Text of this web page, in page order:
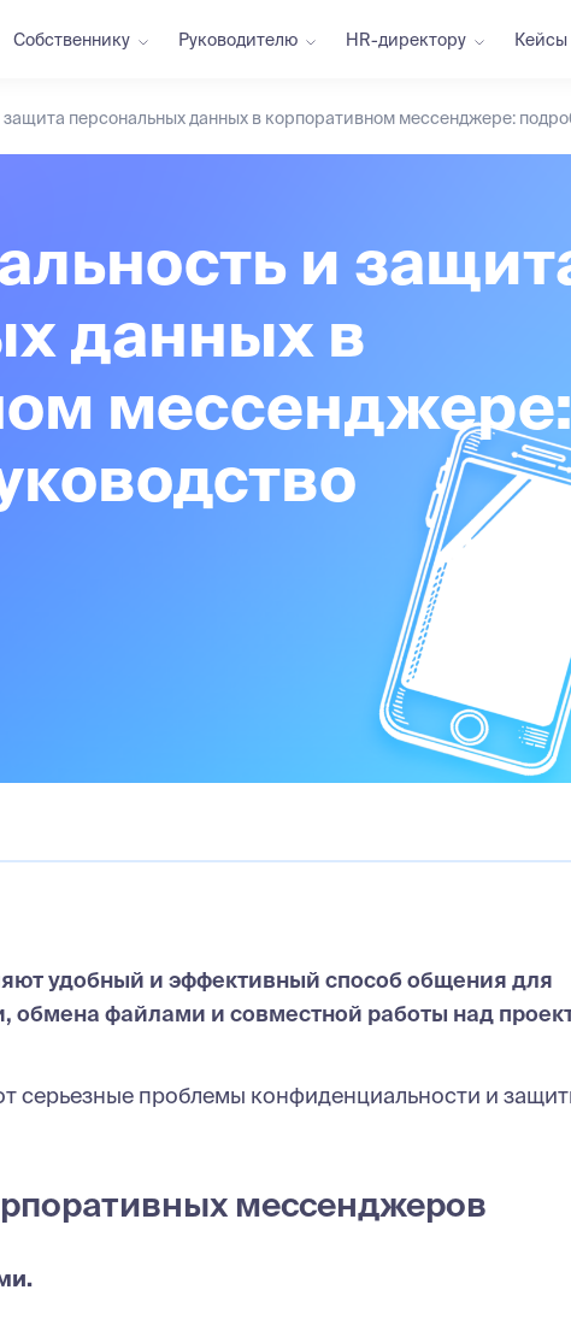
Собственнику Руководителю HR-директору Кейсы
персональных данных в корпоративном мессенджере:
и
данных в
мессенджере:
удобный и эффективный способ общения для
обмена файлами и совместной работы над
серьезные проблемы конфиденциальности и
мессенджеров